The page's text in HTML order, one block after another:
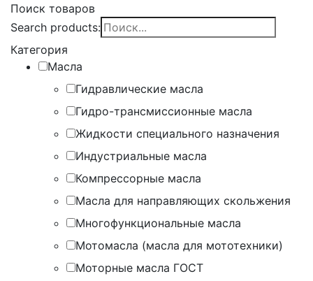
Поиск товаров
Search products:
Категория
Масла
Гидравлические масла
Гидро-трансмиссионные масла
Жидкости специального назначения
Индустриальные масла
Компрессорные масла
Масла для направляющих скольжения
Многофункциональные масла
Мотомасла (масла для мототехники)
Моторные масла ГОСТ